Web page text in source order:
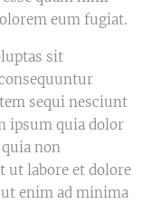
eum fugiat.
sit
sequi nesciunt
ipsum quia dolor
non
ut labore et dolore
enim ad minima